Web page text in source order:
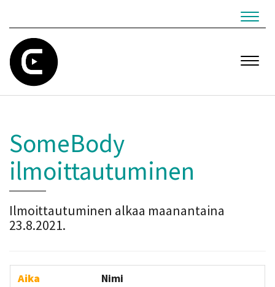
SomeBody
ilmoittautuminen
Ilmoittautuminen alkaa maanantaina
23.8.2021.
Aika
Nimi